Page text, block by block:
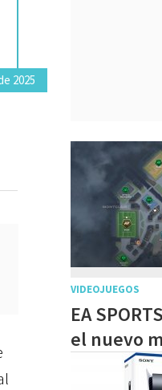
2025
VIDEOJUEGOS
EA
el nuevo